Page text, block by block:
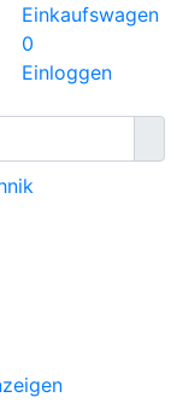
Einkaufswagen
0
Einloggen